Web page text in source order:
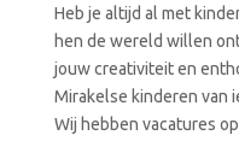
Heb je altijd al met
hen de wereld willen
jouw creativiteit en
Mirakelse kinderen van
Wij hebben vacatures